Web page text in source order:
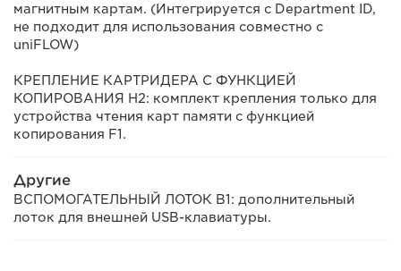
магнитным картам. (Интегрируется с Department ID,
не подходит для использования совместно с
uniFLOW)
КРЕПЛЕНИЕ КАРТРИДЕРА С ФУНКЦИЕЙ
КОПИРОВАНИЯ H2: комплект крепления только для
устройства чтения карт памяти с функцией
копирования F1.
Другие
ВСПОМОГАТЕЛЬНЫЙ ЛОТОК B1: дополнительный
лоток для внешней USB-клавиатуры.